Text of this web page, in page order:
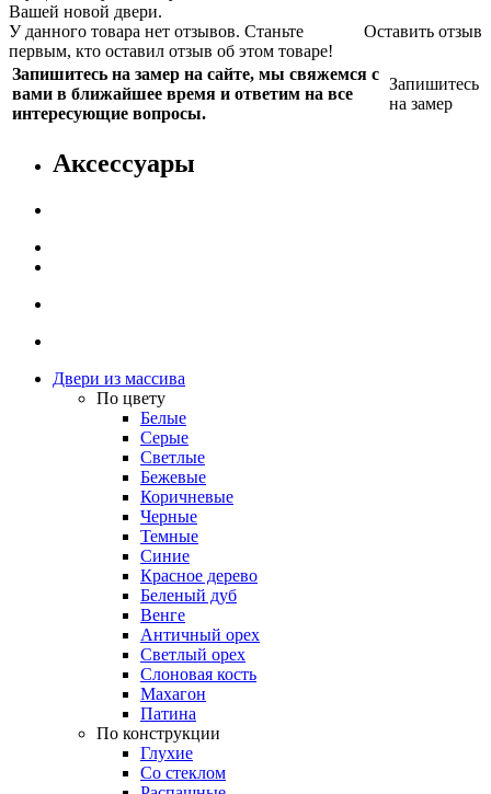
Вашей новой двери.
Оставить отзыв
У данного товара нет отзывов. Станьте
первым, кто оставил отзыв об этом товаре!
Запишитесь на замер на сайте, мы свяжемся с
вами в ближайшее время и ответим на все
интересующие вопросы.
Запишитесь
на замер
Аксессуары
Двери из массива
По цвету
Белые
Серые
Светлые
Бежевые
Коричневые
Черные
Темные
Синие
Красное дерево
Беленый дуб
Венге
Античный орех
Светлый орех
Слоновая кость
Махагон
Патина
По конструкции
Глухие
Со стеклом